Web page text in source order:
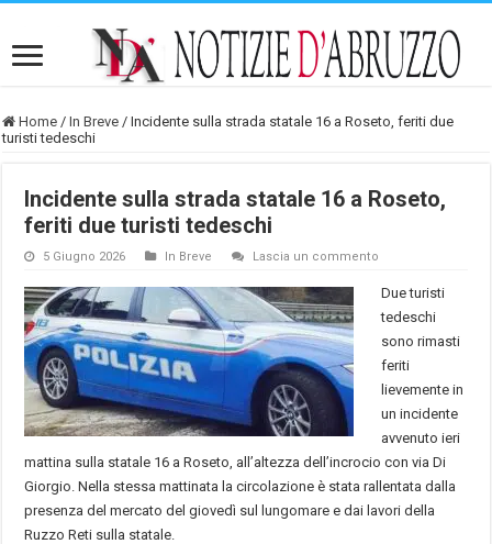
Home / In Breve / Incidente sulla strada statale 16 a Roseto, feriti due
turisti tedeschi
Incidente sulla strada statale 16 a Roseto,
feriti due turisti tedeschi
5 Giugno 2026 In Breve Lascia un commento
Due turisti
tedeschi
sono rimasti
feriti
lievemente in
un incidente
avvenuto ieri
mattina sulla statale 16 a Roseto, all’altezza dell’incrocio con via Di
Giorgio. Nella stessa mattinata la circolazione è stata rallentata dalla
presenza del mercato del giovedì sul lungomare e dai lavori della
Ruzzo Reti sulla statale.